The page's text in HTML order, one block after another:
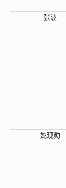
张波
姚现勋